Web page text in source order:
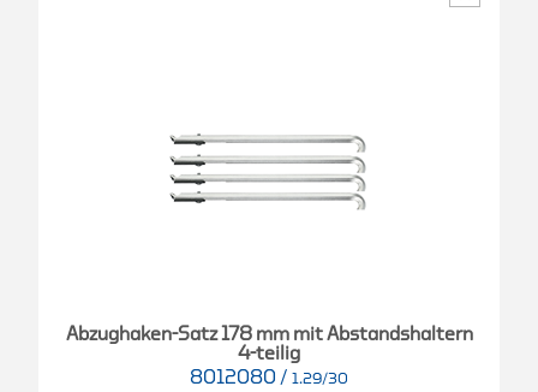
Abzughaken-Satz 178 mm mit Abstandshaltern
4-teilig
8012080 / 1.29/30